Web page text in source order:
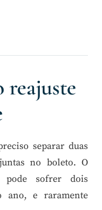
separar duas
no boleto. O
pode sofrer dois
ano, e raramente